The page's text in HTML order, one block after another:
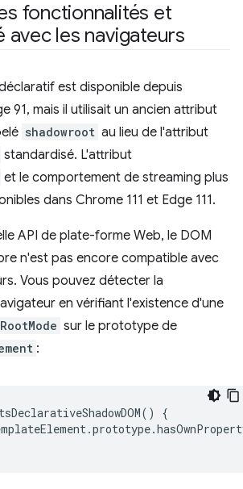
fonctionnalités et
avec les navigateurs
est disponible depuis
91, mais il utilisait un ancien attribut
shadowroot au lieu de l'attribut
standardisé. L'attribut
et le comportement de streaming plus
dans Chrome 111 et Edge 111.
API de plate-forme Web, le DOM
n'est pas encore compatible avec
Vous pouvez détecter la
en vérifiant l'existence d'une
sur le prototype de
:
()
{
.prototype.